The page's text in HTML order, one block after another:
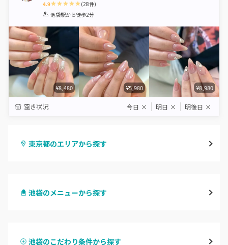
4.9
1 2 3 4 5
(28件)
池袋駅から徒歩2分
¥8,480 ¥5,980 ¥8,980
空き状況 今日 × 明日 × 明後日 ×
東京都のエリアから探す
原宿
池袋のメニューから探す
池袋のこだわり条件から探す